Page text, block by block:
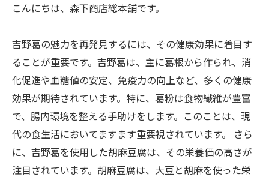
こんにちは、森下商店総本舗です。
吉野葛の魅力を再発見するには、その健康効果に着目す
ることが重要です。吉野葛は、主に葛根から作られ、消
化促進や血糖値の安定、免疫力の向上など、多くの健康
効果が期待されています。特に、葛粉は食物繊維が豊富
で、腸内環境を整える手助けをします。このことは、現
代の食生活においてますます重要視されています。 さら
に、吉野葛を使用した胡麻豆腐は、その栄養価の高さが
注目されています。胡麻豆腐は、大豆と胡麻を使った栄